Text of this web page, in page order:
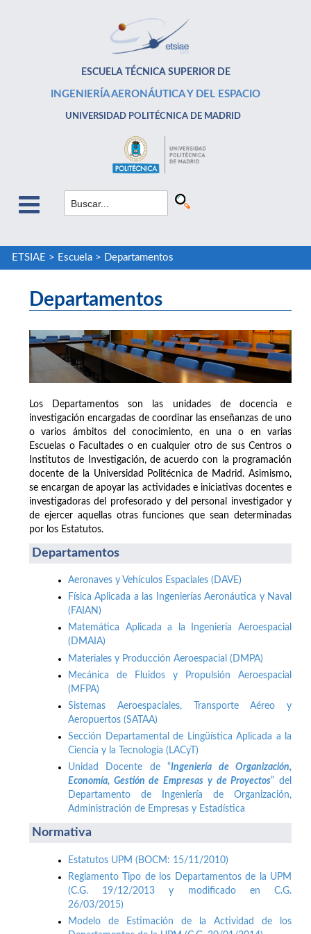
ESCUELA TÉCNICA SUPERIOR DE
INGENIERÍA AERONÁUTICA Y DEL ESPACIO
UNIVERSIDAD POLITÉCNICA DE MADRID
ETSIAE > Escuela> Departamentos
Departamentos
Los Departamentos son las unidades de docencia e
investigación encargadas de coordinar las enseñanzas de uno
o varios ámbitos del conocimiento, en una o en varias
Escuelas o Facultades o en cualquier otro de sus Centros o
Institutos de Investigación, de acuerdo con la programación
docente de la Universidad Politécnica de Madrid. Asimismo,
se encargan de apoyar las actividades e iniciativas docentes e
investigadoras del profesorado y del personal investigador y
de ejercer aquellas otras funciones que sean determinadas
por los Estatutos.
Departamentos
Aeronaves y Vehículos Espaciales (DAVE)
Física Aplicada a las Ingenierías Aeronáutica y Naval
(FAIAN)
Matemática Aplicada a la Ingeniería Aeroespacial
(DMAIA)
Materiales y Producción Aeroespacial (DMPA)
Mecánica de Fluidos y Propulsión Aeroespacial
(MFPA)
Sistemas Aeroespaciales, Transporte Aéreo y
Aeropuertos (SATAA)
Sección Departamental de Lingüística Aplicada a la
Ciencia y la Tecnología (LACyT)
Unidad Docente de “Ingeniería de Organización,
Economía, Gestión de Empresas y de Proyectos” del
Departamento de Ingeniería de Organización,
Administración de Empresas y Estadística
Normativa
Estatutos UPM (BOCM: 15/11/2010)
Reglamento Tipo de los Departamentos de la UPM
(C.G. 19/12/2013 y modificado en C.G.
26/03/2015)
Modelo de Estimación de la Actividad de los